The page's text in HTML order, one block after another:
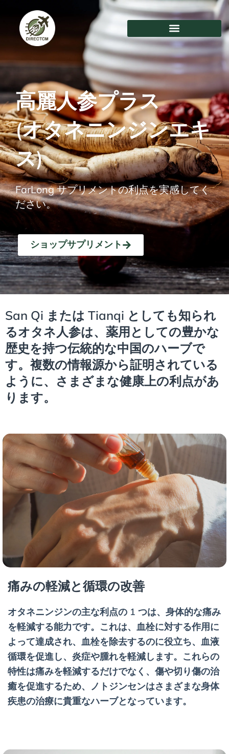
に
キ
ッ
プ
高麗人参プラス
(オタネニンジンエキ
ス)
FarLong サプリメントの利点を実感してく
ださい。
ショップサプリメント
San Qi または Tianqi としても知られ
るオタネ人参は、薬用としての豊かな
歴史を持つ伝統的な中国のハーブで
す。複数の情報源から証明されている
ように、さまざまな健康上の利点があ
ります。
痛みの軽減と循環の改善
オタネニンジンの主な利点の 1 つは、身体的な痛み
を軽減する能力です。これは、血栓に対する作用に
よって達成され、血栓を除去するのに役立ち、血液
循環を促進し、炎症や腫れを軽減します。これらの
特性は痛みを軽減するだけでなく、傷や切り傷の治
癒を促進するため、ノトジンセンはさまざまな身体
疾患の治療に貴重なハーブとなっています。